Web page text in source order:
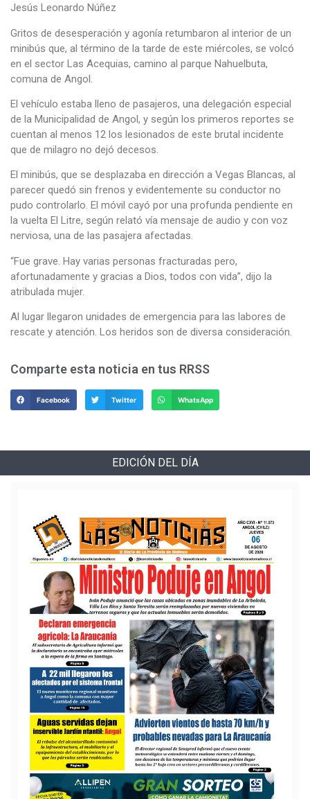
Jesús Leonardo Núñez
Gritos de desesperación y agonía retumbaron al interior de un
minibús que, al término de la tarde de este miércoles, se volcó
en el sector Las Acequias, camino al parque Nahuelbuta,
comuna de Angol.
El vehículo estaba lleno de pasajeros, una delegación especial
de la Municipalidad de Angol, y según los primeros reportes se
cuentan al menos 12 los lesionados de este brutal incidente
que de milagro no dejó decesos.
El minibús, que se desplazaba en dirección a Vegas Blancas, al
parecer quedó sin frenos y evidentemente su conductor no
pudo controlarlo. El móvil cayó por una profunda pendiente en
la vuelta El Litre, según relató vía mensaje de audio y con voz
nerviosa, una de las pasajera afectadas.
“Fue grave. Hay varias personas fracturadas pero,
afortunadamente y gracias a Dios, todos con vida”, dijo la
atribulada mujer.
Al lugar llegaron unidades de emergencia para las labores de
rescate y atención. Los heridos son de diversa consideración.
Comparte esta noticia en tus RRSS
Facebook Twitter WhatsApp
EDICIÓN DEL DÍA